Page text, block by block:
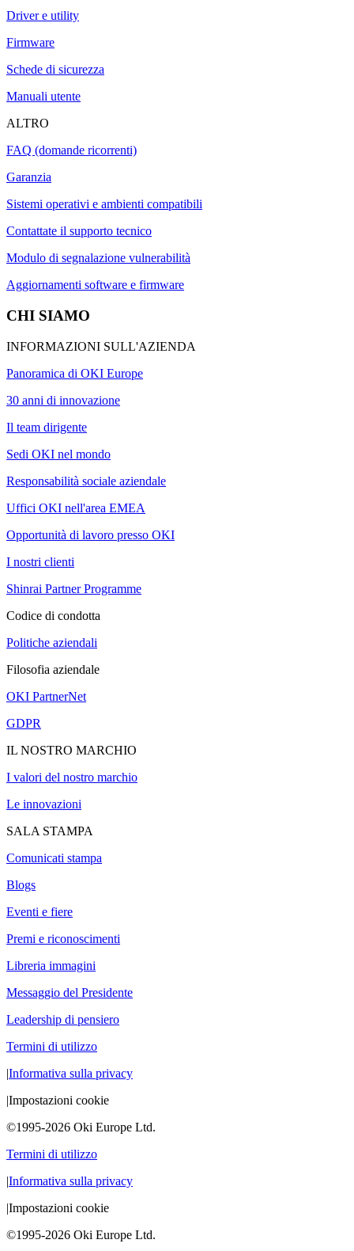
Driver e utility
Firmware
Schede di sicurezza
Manuali utente
ALTRO
FAQ (domande ricorrenti)
Garanzia
Sistemi operativi e ambienti compatibili
Contattate il supporto tecnico
Modulo di segnalazione vulnerabilità
Aggiornamenti software e firmware
CHI SIAMO
INFORMAZIONI SULL'AZIENDA
Panoramica di OKI Europe
30 anni di innovazione
Il team dirigente
Sedi OKI nel mondo
Responsabilità sociale aziendale
Uffici OKI nell'area EMEA
Opportunità di lavoro presso OKI
I nostri clienti
Shinrai Partner Programme
Codice di condotta
Politiche aziendali
Filosofia aziendale
OKI PartnerNet
GDPR
IL NOSTRO MARCHIO
I valori del nostro marchio
Le innovazioni
SALA STAMPA
Comunicati stampa
Blogs
Eventi e fiere
Premi e riconoscimenti
Libreria immagini
Messaggio del Presidente
Leadership di pensiero
Termini di utilizzo
|Informativa sulla privacy
|Impostazioni cookie
©1995-2026 Oki Europe Ltd.
Termini di utilizzo
|Informativa sulla privacy
|Impostazioni cookie
©1995-2026 Oki Europe Ltd.